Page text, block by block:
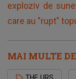
exploziv de
care au "rupt"
MAI MULTE